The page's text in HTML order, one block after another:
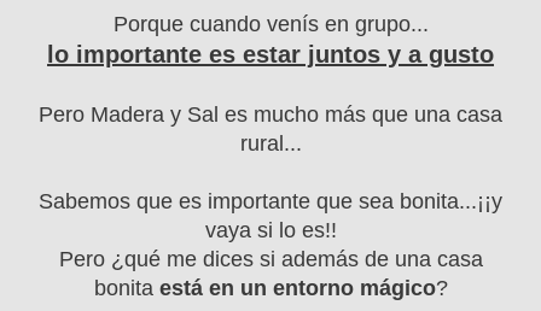
Porque cuando venís en grupo...
lo importante es estar juntos y a gusto
Pero Madera y Sal es mucho más que una casa
rural...
Sabemos que es importante que sea bonita...¡¡y
vaya si lo es!!
Pero ¿qué me dices si además de una casa
bonita está en un entorno mágico?